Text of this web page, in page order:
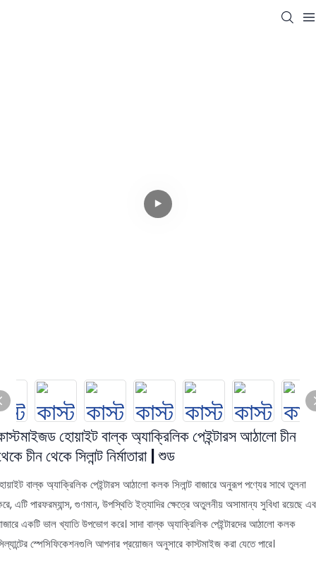
হোয়াইট বাল্ক অ্যাক্রিলিক পেইন্টারস আঠালো চীন
চীন থেকে সিলান্ট নির্মাতারা | শুড
বাল্ক অ্যাক্রিলিক পেইন্টারস আঠালো কলক সিলান্ট বাজারে অনুরূপ পণ্যের সাথে তুলনা
এটি পারফরম্যান্স, গুণমান, উপস্থিতি ইত্যাদির ক্ষেত্রে অতুলনীয় অসামান্য সুবিধা রয়েছে
একটি ভাল খ্যাতি উপভোগ করে। সাদা বাল্ক অ্যাক্রিলিক পেইন্টারদের আঠালো কলক
স্পেসিফিকেশনগুলি আপনার প্রয়োজন অনুসারে কাস্টমাইজ করা যেতে পারে।